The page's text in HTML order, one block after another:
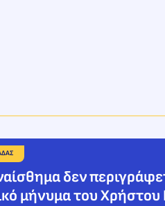
δεν
μήνυμα του Χρήστου